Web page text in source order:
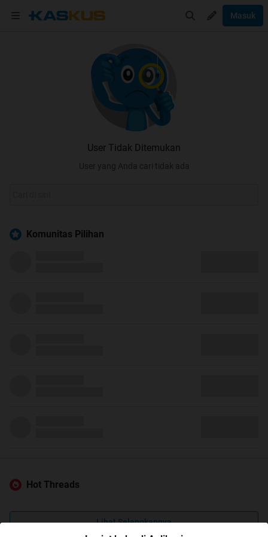
Masuk
User Tidak Ditemukan
User yang Anda cari tidak ada
Komunitas Pilihan
Hot Threads
Lihat Selengkapnya